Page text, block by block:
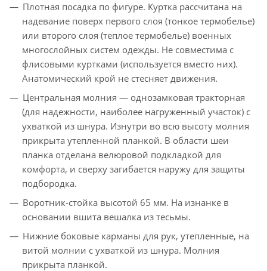
Плотная посадка по фигуре. Куртка рассчитана на
надевание поверх первого слоя (тонкое термобелье)
или второго слоя (теплое термобелье) военных
многослойных систем одежды. Не совместима с
флисовыми куртками (используется вместо них).
Анатомический крой не стесняет движения.
Центральная молния — однозамковая тракторная
(для надежности, наиболее нагруженный участок) с
ухваткой из шнура. Изнутри во всю высоту молния
прикрыта утепленной планкой. В области шеи
планка отделана велюровой подкладкой для
комфорта, и сверху загибается наружу для защиты
подбородка.
Воротник-стойка высотой 65 мм. На изнанке в
основании вшита вешалка из тесьмы.
Нижние боковые карманы для рук, утепленные, на
витой молнии с ухваткой из шнура. Молния
прикрыта планкой.